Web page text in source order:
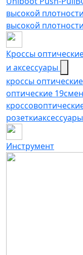
высокой плотности
высокой плотности
Кроссы
и аксессуары
кроссы
оптические 19
кроссов
розетки
Инструмент